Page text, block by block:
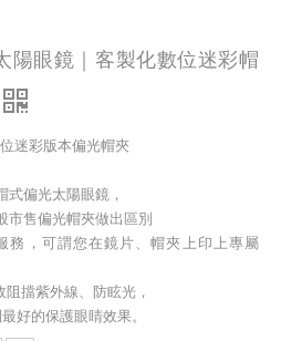
陽眼鏡｜客製化數位迷彩帽
迷彩版本偏光帽夾
偏光太陽眼鏡，
市售偏光帽夾做出區別
務，可謂您在鏡片、帽夾上印上專屬
擋紫外線、防眩光，
好的保護眼睛效果。